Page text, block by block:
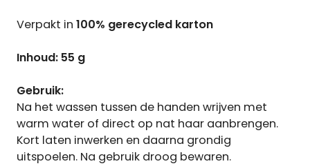
Verpakt in 100% gerecycled karton
Inhoud: 55 g
Gebruik:
Na het wassen tussen de handen wrijven met
warm water of direct op nat haar aanbrengen.
Kort laten inwerken en daarna grondig
uitspoelen. Na gebruik droog bewaren.